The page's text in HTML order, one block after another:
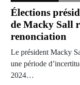
Élections
de Macky Sall
renonciation
Le président Macky
une période
2024…